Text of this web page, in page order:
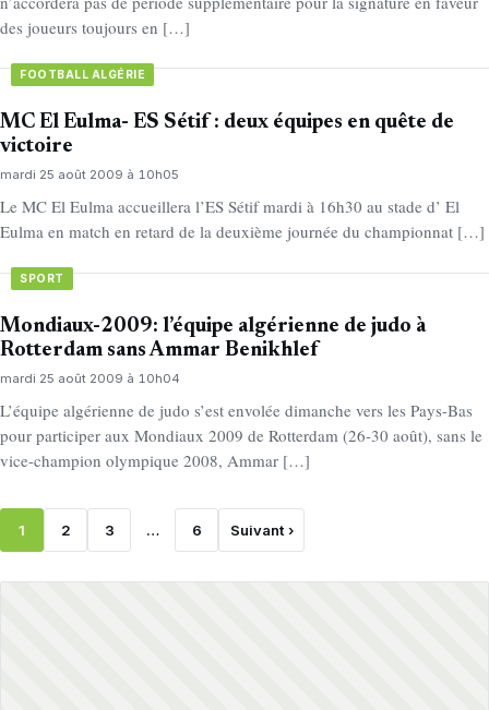
des joueurs toujours en […]
FOOTBALL ALGÉRIE
MC El Eulma- ES Sétif : deux équipes en quête de
victoire
mardi 25 août 2009 à 10h05
Le MC El Eulma accueillera l’ES Sétif mardi à 16h30 au stade d’ El
Eulma en match en retard de la deuxième journée du championnat […]
SPORT
Mondiaux-2009: l’équipe algérienne de judo à
Rotterdam sans Ammar Benikhlef
mardi 25 août 2009 à 10h04
L’équipe algérienne de judo s’est envolée dimanche vers les Pays-Bas
pour participer aux Mondiaux 2009 de Rotterdam (26-30 août), sans le
vice-champion olympique 2008, Ammar […]
1 2 3 … 6 Suivant ›